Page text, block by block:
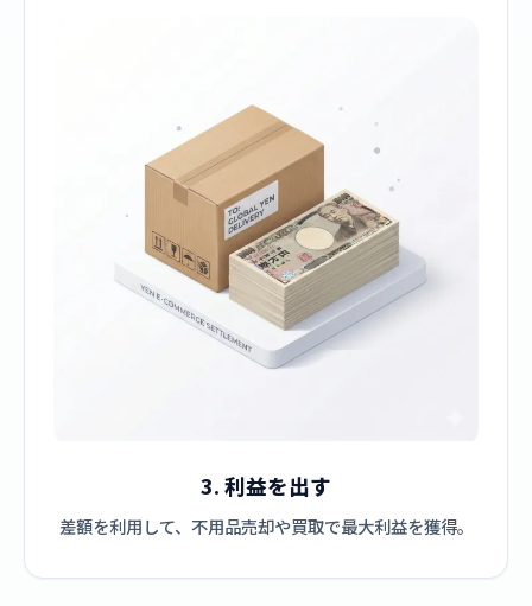
3. 利益を出す
差額を利用して、不用品売却や買取で最大利益を獲得。